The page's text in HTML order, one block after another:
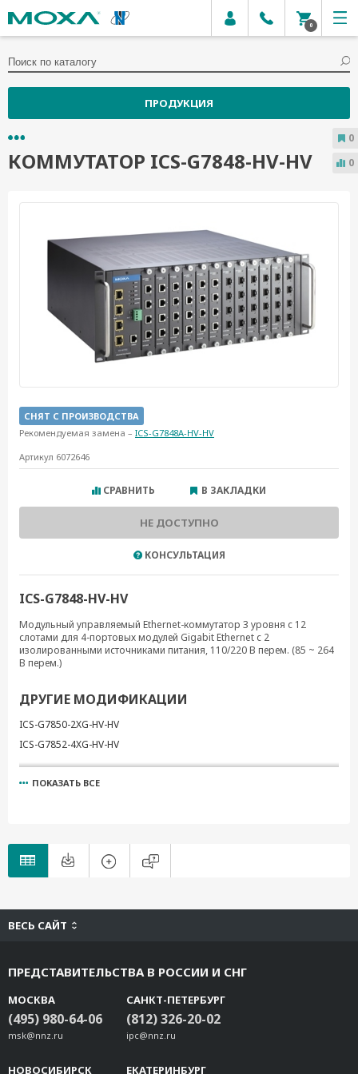
0
ПРОДУКЦИЯ
КОММУТАТОР ICS-G7848-HV-HV
СНЯТ С ПРОИЗВОДСТВА
Рекомендуемая замена – ICS-G7848A-HV-HV
Артикул 6072646
СРАВНИТЬ В ЗАКЛАДКИ
НЕ ДОСТУПНО
КОНСУЛЬТАЦИЯ
ICS-G7848-HV-HV
Модульный управляемый Ethernet-коммутатор 3 уровня с 12
слотами для 4-портовых модулей Gigabit Ethernet с 2
изолированными источниками питания, 110/220 В перем. (85 ~ 264
В перем.)
ДРУГИЕ МОДИФИКАЦИИ
ICS-G7850-2XG-HV-HV
ICS-G7852-4XG-HV-HV
ПОКАЗАТЬ ВСЕ
ВЕСЬ САЙТ
ПРЕДСТАВИТЕЛЬСТВА В РОССИИ И СНГ
МОСКВА
(495) 980-64-06
msk@nnz.ru
САНКТ-ПЕТЕРБУРГ
(812) 326-20-02
ipc@nnz.ru
НОВОСИБИРСК ЕКАТЕРИНБУРГ
0
0